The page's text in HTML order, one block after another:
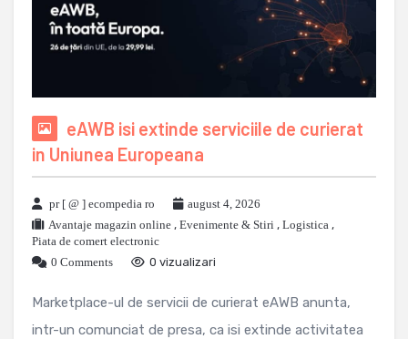
eAWB isi extinde serviciile de curierat
in Uniunea Europeana
pr [ @ ] ecompedia ro
august 4, 2026
Avantaje magazin online , Evenimente & Stiri , Logistica ,
Piata de comert electronic
0 Comments
0 vizualizari
Marketplace-ul de servicii de curierat eAWB anunta,
intr-un comunciat de presa, ca isi extinde activitatea